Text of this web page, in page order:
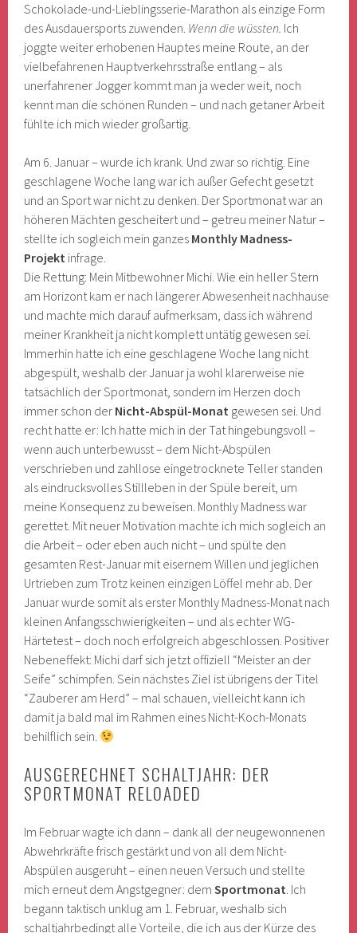
Schokolade-und-Lieblingsserie-Marathon als einzige Form
des Ausdauersports zuwenden. Wenn die wüssten. Ich
joggte weiter erhobenen Hauptes meine Route, an der
vielbefahrenen Hauptverkehrsstraße entlang – als
unerfahrener Jogger kommt man ja weder weit, noch
kennt man die schönen Runden – und nach getaner Arbeit
fühlte ich mich wieder großartig.
Am 6. Januar – wurde ich krank. Und zwar so richtig. Eine
geschlagene Woche lang war ich außer Gefecht gesetzt
und an Sport war nicht zu denken. Der Sportmonat war an
höheren Mächten gescheitert und – getreu meiner Natur –
stellte ich sogleich mein ganzes Monthly Madness-
Projekt infrage.
Die Rettung: Mein Mitbewohner Michi. Wie ein heller Stern
am Horizont kam er nach längerer Abwesenheit nachhause
und machte mich darauf aufmerksam, dass ich während
meiner Krankheit ja nicht komplett untätig gewesen sei.
Immerhin hatte ich eine geschlagene Woche lang nicht
abgespült, weshalb der Januar ja wohl klarerweise nie
tatsächlich der Sportmonat, sondern im Herzen doch
immer schon der Nicht-Abspül-Monat gewesen sei. Und
recht hatte er: Ich hatte mich in der Tat hingebungsvoll –
wenn auch unterbewusst – dem Nicht-Abspülen
verschrieben und zahllose eingetrocknete Teller standen
als eindrucksvolles Stillleben in der Spüle bereit, um
meine Konsequenz zu beweisen. Monthly Madness war
gerettet. Mit neuer Motivation machte ich mich sogleich an
die Arbeit – oder eben auch nicht – und spülte den
gesamten Rest-Januar mit eisernem Willen und jeglichen
Urtrieben zum Trotz keinen einzigen Löffel mehr ab. Der
Januar wurde somit als erster Monthly Madness-Monat nach
kleinen Anfangsschwierigkeiten – und als echter WG-
Härtetest – doch noch erfolgreich abgeschlossen. Positiver
Nebeneffekt: Michi darf sich jetzt offiziell “Meister an der
Seife” schimpfen. Sein nächstes Ziel ist übrigens der Titel
“Zauberer am Herd” – mal schauen, vielleicht kann ich
damit ja bald mal im Rahmen eines Nicht-Koch-Monats
behilflich sein.
AUSGERECHNET SCHALTJAHR: DER
SPORTMONAT RELOADED
Im Februar wagte ich dann – dank all der neugewonnenen
Abwehrkräfte frisch gestärkt und von all dem Nicht-
Abspülen ausgeruht – einen neuen Versuch und stellte
mich erneut dem Angstgegner: demSportmonat. Ich
begann taktisch unklug am 1. Februar, weshalb sich
schaltjahrbedingt alle Vorteile, die ich aus der Kürze des